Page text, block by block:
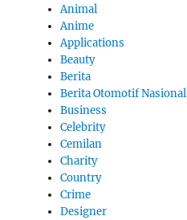
Animal
Anime
Applications
Beauty
Berita
Berita Otomotif Nasional
Business
Celebrity
Cemilan
Charity
Country
Crime
Designer